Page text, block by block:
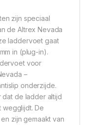
zijn speciaal
de Altrex Nevada
laddervoet gaat
in (plug-in).
voor
–
onderzijde.
de ladder altijd
wegglijdt. De
zijn gemaakt van